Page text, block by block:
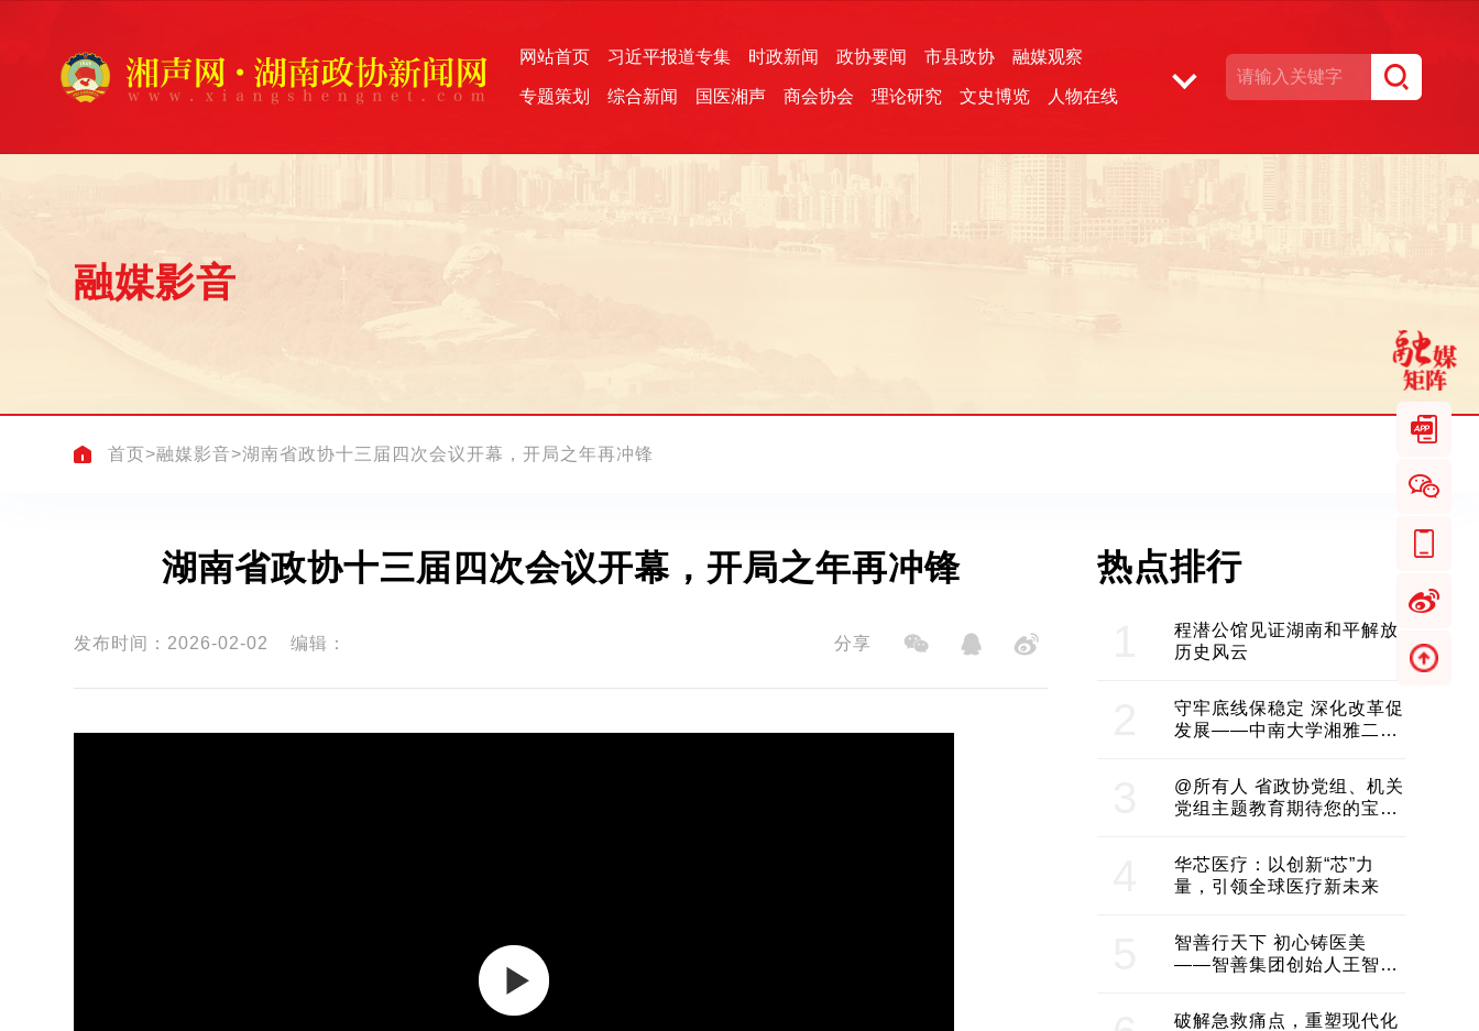
网站首页 习近平报道专集 时政新闻 政协要闻 市县政协 融媒观察
专题策划 综合新闻 国医湘声 商会协会 理论研究 文史博览 人物在线
融媒影音
首页>融媒影音>湖南省政协十三届四次会议开幕，开局之年再冲锋
湖南省政协十三届四次会议开幕，开局之年再冲锋
发布时间：2026-02-02 编辑： 分享
热点排行
程潜公馆见证湖南和平解放
历史风云
守牢底线保稳定 深化改革促
发展——中南大学湘雅二医
@所有人 省政协党组、机关
党组主题教育期待您的宝贵
华芯医疗：以创新“芯”力
量，引领全球医疗新未来
智善行天下 初心铸医美
——智善集团创始人王智带
建医美产业良性生态圈
破解急救痛点，重塑现代化